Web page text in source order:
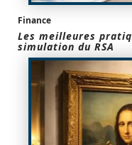
Finance
Les meilleures
simulation du RSA